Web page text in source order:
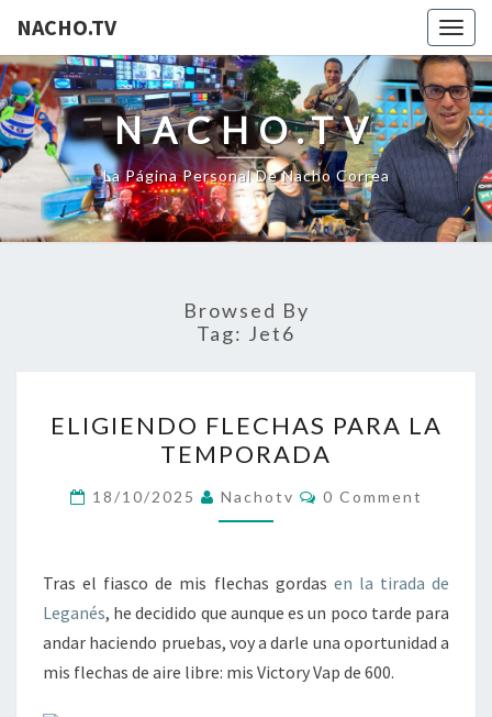
NACHO.TV
NACHO.TV
La Página Personal De Nacho Correa
Browsed By
Tag: Jet6
FLECHAS
PARA
LA
TEMPORADA
ELIGIENDO FLECHAS PARA LA
TEMPORADA
18/10/2025 Nachotv Comments
0 Comment
Tras el fiasco de mis flechas gordas en la tirada de
Leganés, he decidido que aunque es un poco tarde para
andar haciendo pruebas, voy a darle una oportunidad a
mis flechas de aire libre: mis Victory Vap de 600.